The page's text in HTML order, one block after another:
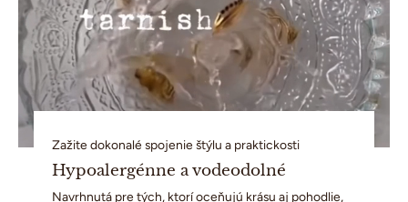
Zažite dokonalé spojenie štýlu a praktickosti
Hypoalergénne a vodeodolné
Navrhnutá pre tých, ktorí oceňujú krásu aj pohodlie,